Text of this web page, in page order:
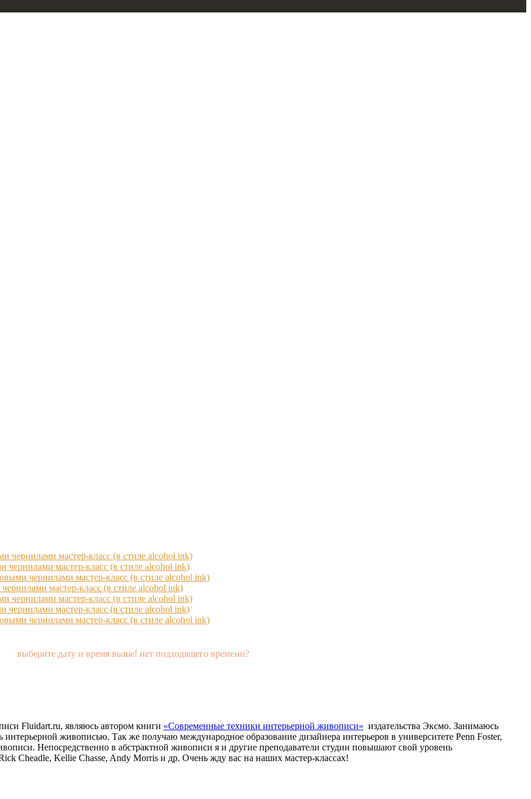
чернилами мастер-класс (в стиле alcohol ink)
чернилами мастер-класс (в стиле alcohol ink)
чернилами мастер-класс (в стиле alcohol ink)
мастер-класс (в стиле alcohol ink)
чернилами мастер-класс (в стиле alcohol ink)
чернилами мастер-класс (в стиле alcohol ink)
чернилами мастер-класс (в стиле alcohol ink)
выберите дату и время выше! нет подходящего времени?
Fluidart.ru, являюсь автором книги «Современные техники интерьерной живописи» издательства Эксмо. Занимаюсь
живописью. Так же получаю международное образование дизайнера интерьеров в университете Penn Foster,
Непосредственно в абстрактной живописи я и другие преподаватели студии повышают свой уровень
Cheadle, Kellie Chasse, Andy Morris и др. Очень жду вас на наших мастер-классах!